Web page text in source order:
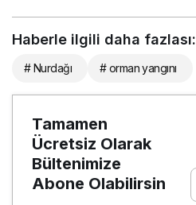
Haberle ilgili daha fazlası:
# Nurdağı # orman yangını
Tamamen
Ücretsiz Olarak
Bültenimize
Abone Olabilirsin